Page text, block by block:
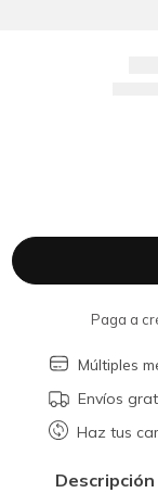
Paga a
Múltiples
Envíos
Haz tus